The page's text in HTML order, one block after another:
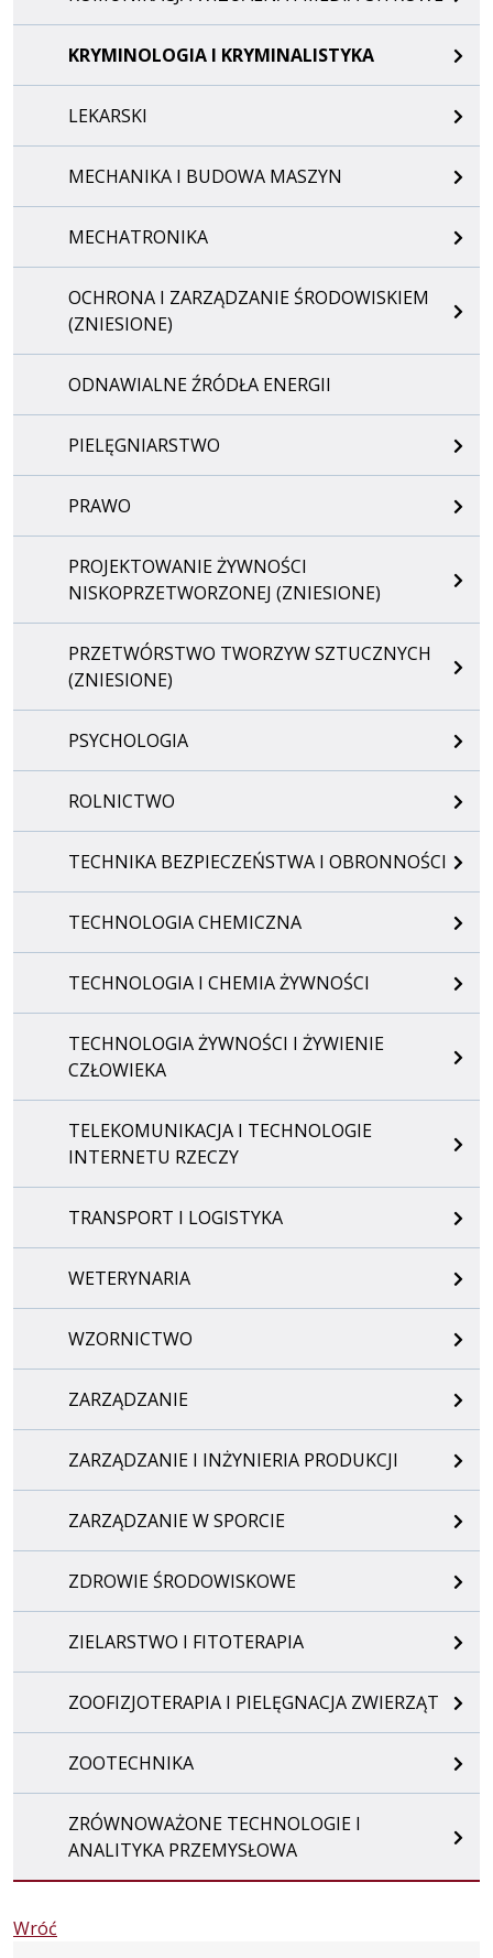
KRYMINOLOGIA I KRYMINALISTYKA
LEKARSKI
MECHANIKA I BUDOWA MASZYN
MECHATRONIKA
OCHRONA I ZARZĄDZANIE ŚRODOWISKIEM
(ZNIESIONE)
ODNAWIALNE ŹRÓDŁA ENERGII
PIELĘGNIARSTWO
PRAWO
PROJEKTOWANIE ŻYWNOŚCI
NISKOPRZETWORZONEJ (ZNIESIONE)
PRZETWÓRSTWO TWORZYW SZTUCZNYCH
(ZNIESIONE)
PSYCHOLOGIA
ROLNICTWO
TECHNIKA BEZPIECZEŃSTWA I OBRONNOŚCI
TECHNOLOGIA CHEMICZNA
TECHNOLOGIA I CHEMIA ŻYWNOŚCI
TECHNOLOGIA ŻYWNOŚCI I ŻYWIENIE
CZŁOWIEKA
TELEKOMUNIKACJA I TECHNOLOGIE
INTERNETU RZECZY
TRANSPORT I LOGISTYKA
WETERYNARIA
WZORNICTWO
ZARZĄDZANIE
ZARZĄDZANIE I INŻYNIERIA PRODUKCJI
ZARZĄDZANIE W SPORCIE
ZDROWIE ŚRODOWISKOWE
ZIELARSTWO I FITOTERAPIA
ZOOFIZJOTERAPIA I PIELĘGNACJA ZWIERZĄT
ZOOTECHNIKA
ZRÓWNOWAŻONE TECHNOLOGIE I
ANALITYKA PRZEMYSŁOWA
Wróć